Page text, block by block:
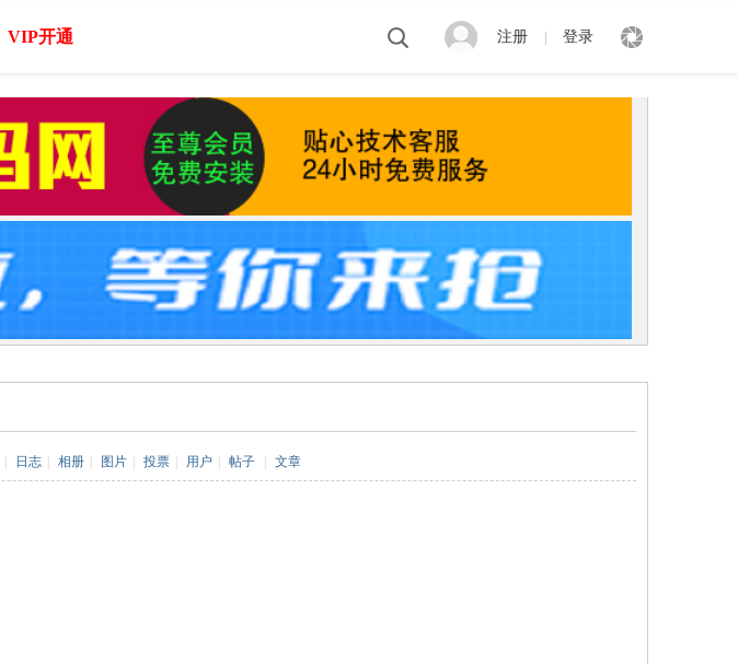
VIP开通 注册 登录
| 日志 | 相册 | 图片 | 投票 | 用户 | 帖子 | 文章